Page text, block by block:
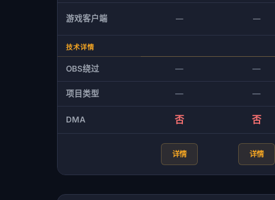
游戏客户端 — —
技术详情
OBS绕过 — —
项目类型 — —
DMA 否 否
详情 详情